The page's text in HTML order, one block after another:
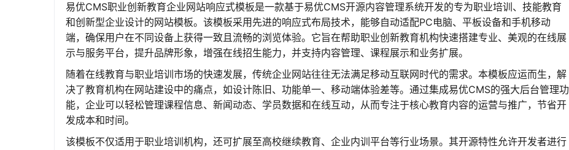
易优CMS职业创新教育企业网站响应式模板是一款基于易优CMS开源内容管理系统开发的专为职业培训、技能教育
和创新型企业设计的网站模板。该模板采用先进的响应式布局技术，能够自动适配PC电脑、平板设备和手机移动
端，确保用户在不同设备上获得一致且流畅的浏览体验。它旨在帮助职业创新教育机构快速搭建专业、美观的在线展
示与服务平台，提升品牌形象，增强在线招生能力，并支持内容管理、课程展示和业务扩展。
随着在线教育与职业培训市场的快速发展，传统企业网站往往无法满足移动互联网时代的需求。本模板应运而生，解
决了教育机构在网站建设中的痛点，如设计陈旧、功能单一、移动端体验差等。通过集成易优CMS的强大后台管理功
能，企业可以轻松管理课程信息、新闻动态、学员数据和在线互动，从而专注于核心教育内容的运营与推广，节省开
发成本和时间。
该模板不仅适用于职业培训机构，还可扩展至高校继续教育、企业内训平台等行业场景。其开源特性允许开发者进行